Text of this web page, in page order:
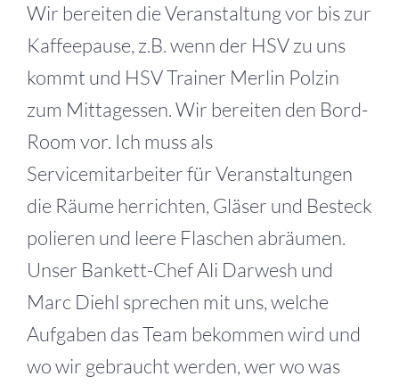
Wir bereiten die Veranstaltung vor bis zur
Kaffeepause, z.B. wenn der HSV zu uns
kommt und HSV Trainer Merlin Polzin
zum Mittagessen. Wir bereiten den Bord-
Room vor. Ich muss als
Servicemitarbeiter für Veranstaltungen
die Räume herrichten, Gläser und Besteck
polieren und leere Flaschen abräumen.
Unser Bankett-Chef Ali Darwesh und
Marc Diehl sprechen mit uns, welche
Aufgaben das Team bekommen wird und
wo wir gebraucht werden, wer wo was